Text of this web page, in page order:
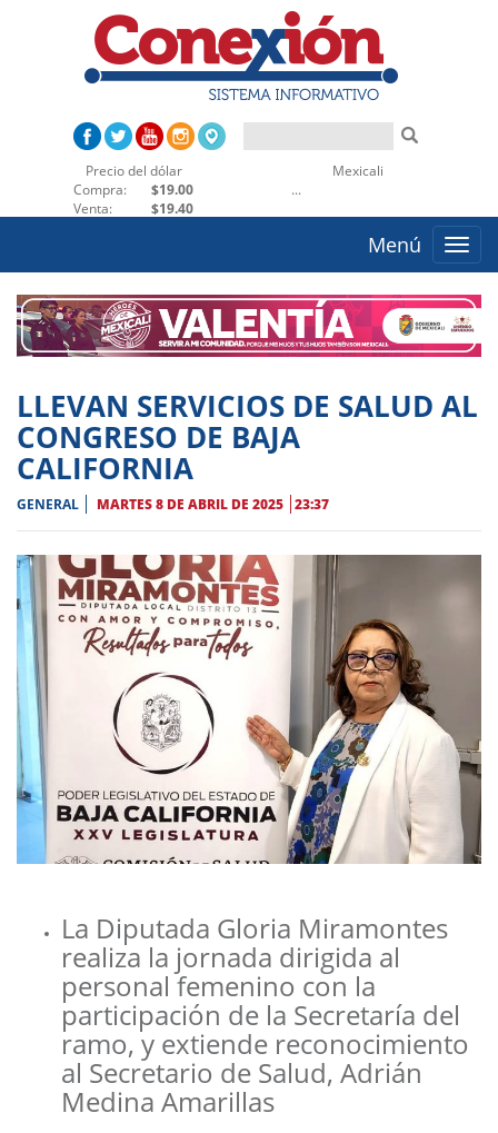
Precio del dólar
Compra:
$19.00
Venta:
$19.40
Mexicali
...
Toggle
Menú
LLEVAN SERVICIOS DE SALUD AL
CONGRESO DE BAJA
CALIFORNIA
GENERAL MARTES 8 DE ABRIL DE 2025 23:37
La Diputada Gloria Miramontes
realiza la jornada dirigida al
personal femenino con la
participación de la Secretaría del
ramo, y extiende reconocimiento
al Secretario de Salud, Adrián
Medina Amarillas